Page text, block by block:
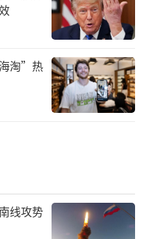
淘”热
线攻势